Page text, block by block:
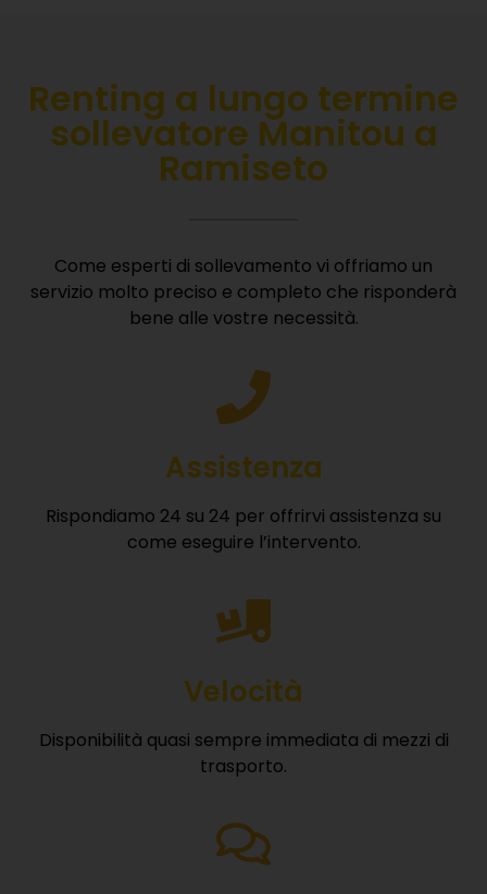
Renting a lungo termine
sollevatore Manitou a
Ramiseto
Come esperti di sollevamento vi offriamo un
servizio molto preciso e completo che risponderà
bene alle vostre necessità.
Assistenza
Rispondiamo 24 su 24 per offrirvi assistenza su
come eseguire l’intervento.
Velocità
Disponibilità quasi sempre immediata di mezzi di
trasporto.